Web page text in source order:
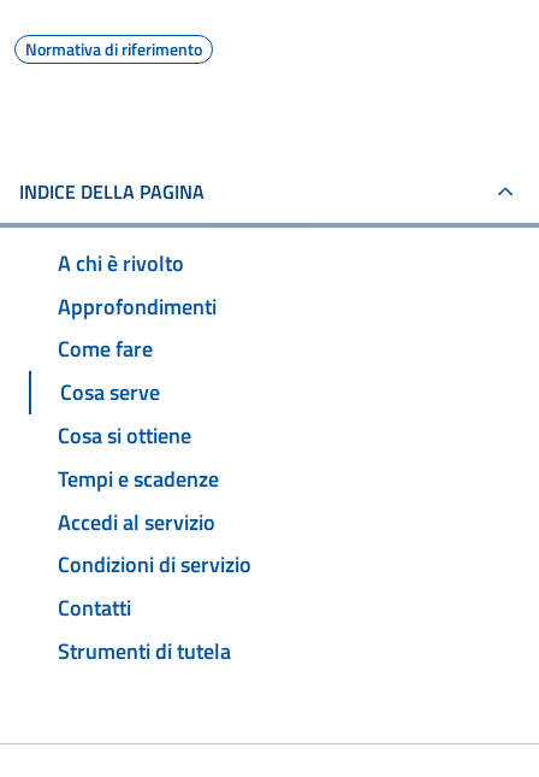
Normativa di riferimento
INDICE DELLA PAGINA
A chi è rivolto
Approfondimenti
Come fare
Cosa serve
Cosa si ottiene
Tempi e scadenze
Accedi al servizio
Condizioni di servizio
Contatti
Strumenti di tutela